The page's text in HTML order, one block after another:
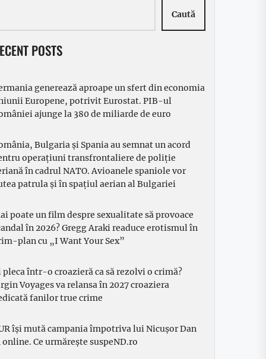
Caută
POSTS
generează aproape un sfert din economia
Europene, potrivit Eurostat. PIB-ul
ajunge la 380 de miliarde de euro
Bulgaria și Spania au semnat un acord
operațiuni transfrontaliere de poliție
în cadrul NATO. Avioanele spaniole vor
patrula și în spațiul aerian al Bulgariei
poate un film despre sexualitate să provoace
în 2026? Gregg Araki readuce erotismul în
plan cu „I Want Your Sex”
pleca într-o croazieră ca să rezolvi o crimă?
Voyages va relansa în 2027 croaziera
fanilor true crime
își mută campania împotriva lui Nicușor Dan
online. Ce urmărește suspeND.ro